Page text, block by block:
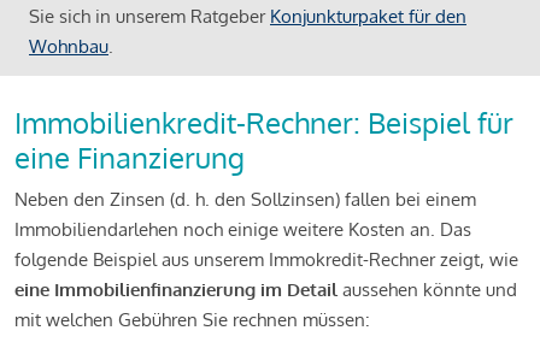
Sie sich in unserem Ratgeber Konjunkturpaket für den
Wohnbau.
Immobilienkredit-Rechner: Beispiel für
eine Finanzierung
Neben den Zinsen (d. h. den Sollzinsen) fallen bei einem
Immobiliendarlehen noch einige weitere Kosten an. Das
folgende Beispiel aus unserem Immokredit-Rechner zeigt, wie
eine Immobilienfinanzierung im Detail aussehen könnte und
mit welchen Gebühren Sie rechnen müssen: